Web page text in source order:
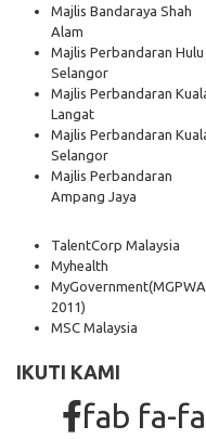
Majlis Bandaraya Shah
Alam
Majlis Perbandaran Hulu
Selangor
Majlis Perbandaran
Langat
Majlis Perbandaran
Selangor
Majlis Perbandaran
Ampang Jaya
TalentCorp Malaysia
Myhealth
MyGovernment(MGPWA
2011)
MSC Malaysia
IKUTI KAMI
fab fa-